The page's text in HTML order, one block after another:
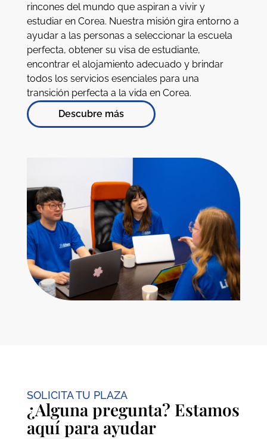
rincones del mundo que aspiran a vivir y
estudiar en Corea. Nuestra misión gira entorno a
ayudar a las personas a seleccionar la escuela
perfecta, obtener su visa de estudiante,
encontrar el alojamiento adecuado y brindar
todos los servicios esenciales para una
transición perfecta a la vida en Corea.
Descubre más
SOLICITA TU PLAZA
¿Alguna pregunta? Estamos
aquí para ayudar